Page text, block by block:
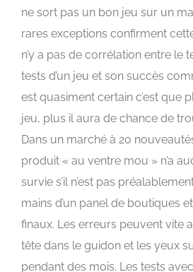
ne sort pas un bon jeu sur un
rares exceptions confirment
n’y a pas de corrélation entre le
tests d’un jeu et son succès
est quasiment certain c’est que
jeu, plus il aura de chance de
Dans un marché à 20
produit « au ventre mou » n’a
survie s’il n’est pas
mains d’un panel de boutiques
finaux. Les erreurs peuvent vite
tête dans le guidon et les yeux
pendant des mois. Les tests